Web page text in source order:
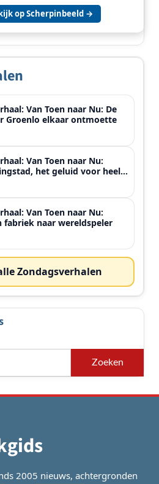
op Scherpinbeeld →
Van Toen naar Nu: De
Groenlo elkaar ontmoette
Van Toen naar Nu:
het geluid voor heel
Van Toen naar Nu:
fabriek naar wereldspeler
Zondagsverhalen
2005 nieuws, achtergronden